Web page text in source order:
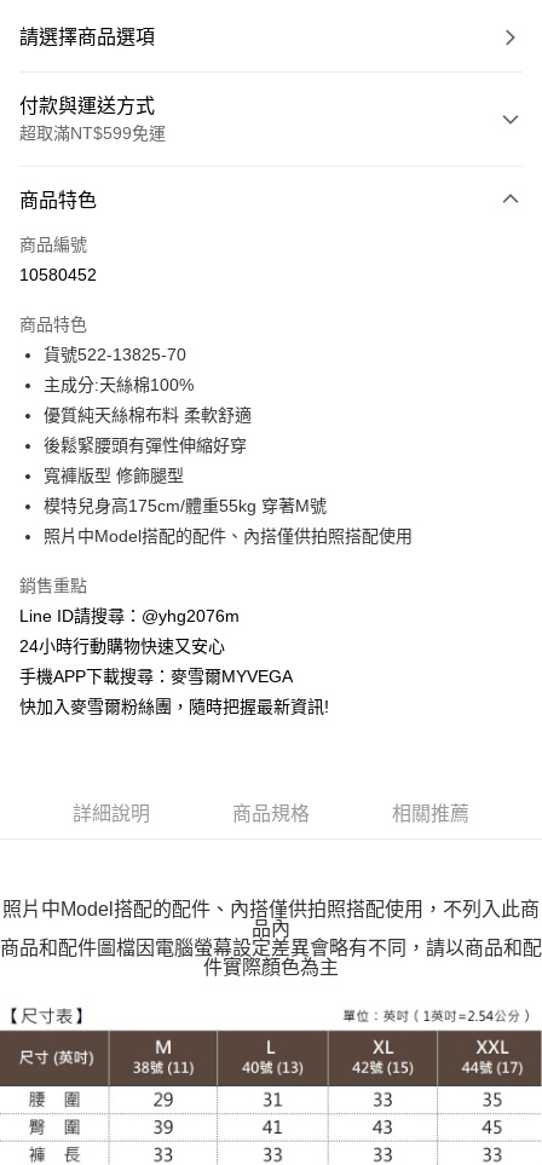
請選擇商品選項
付款與運送方式
超取滿NT$599免運
信用卡一次付款
信用卡分期付款
合作金庫商業銀行
華南商業銀行
上海商業儲蓄銀行
國泰世華商業銀行
臺灣中小企業銀行
匯豐（台灣）商業銀行
聯邦商業銀行
元大商業銀行
永豐商業銀行
玉山商業銀行
星展（台灣）商業銀行
台灣樂天信用卡公司
超商取貨付款
LINE Pay
Apple Pay
街口支付
貨到付款
運送方式
全家取貨付款
每筆NT$100，滿NT$599(含以上)免運費
每筆NT$100，滿NT$988(含以上)免運費
付款後萊爾富取貨
每筆NT$100，滿NT$988(含以上)免運費
7-11取貨付款
每筆NT$100，滿NT$988(含以上)免運費
付款後7-11取貨
每筆NT$100，滿NT$988(含以上)免運費
商品特色
商品編號
10580452
商品特色
貨號522-13825-70
主成分:天絲棉100%
優質純天絲棉布料 柔軟舒適
後鬆緊腰頭有彈性伸縮好穿
寬褲版型 修飾腿型
模特兒身高175cm/體重55kg 穿著M號
照片中Model搭配的配件、內搭僅供拍照搭配使用
銷售重點
Line ID請搜尋：@yhg2076m
24小時行動購物快速又安心
手機APP下載搜尋：麥雪爾MYVEGA
快加入麥雪爾粉絲團，隨時把握最新資訊!
詳細說明 商品規格 相關推薦
照片中Model搭配的配件、內搭僅供拍照搭配使用，不列入此商
品內
商品和配件圖檔因電腦螢幕設定差異會略有不同，請以商品和配
件實際顏色為主